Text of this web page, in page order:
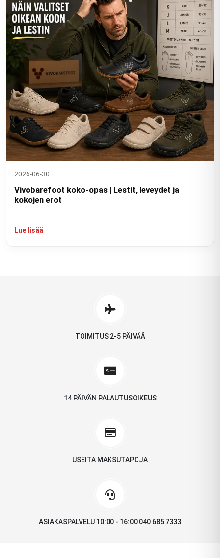
2026-06-30
Vivobarefoot koko-opas | Lestit, leveydet ja
kokojen erot
Lue lisää
TOIMITUS 2-5 PÄIVÄÄ
14 PÄIVÄN PALAUTUSOIKEUS
USEITA MAKSUTAPOJA
ASIAKASPALVELU 10:00 - 16:00 040 685 7333